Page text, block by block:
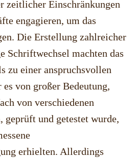
zeitlicher Einschränkungen
engagieren, um das
Die Erstellung zahlreicher
Schriftwechsel machten das
zu einer anspruchsvollen
von großer Bedeutung,
von verschiedenen
geprüft und getestet wurde,
erhielten. Allerdings